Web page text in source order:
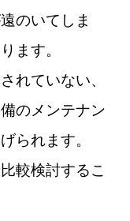
のいてしま
ます。
れていない、
のメンテナン
られます。
較検討するこ